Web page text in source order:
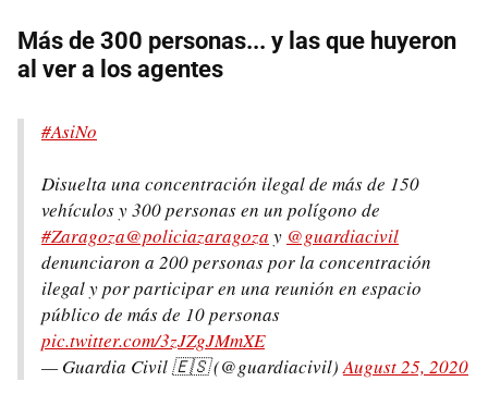
Más de 300 personas... y las que huyeron
al ver a los agentes
#AsiNo
Disuelta una concentración ilegal de más de 150
vehículos y 300 personas en un polígono de
#Zaragoza@policiazaragoza y @guardiacivil
denunciaron a 200 personas por la concentración
ilegal y por participar en una reunión en espacio
público de más de 10 personas
pic.twitter.com/3zJZgJMmXE
— Guardia Civil 🇪🇸 (@guardiacivil)August 25, 2020